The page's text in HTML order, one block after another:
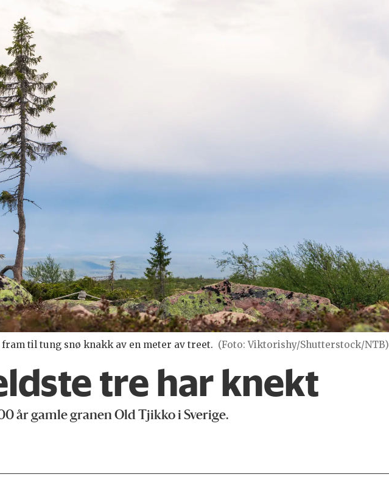
til tung snø knakk av en meter av treet. (Foto: Viktorishy/Shutterstock/NTB)
tre har knekt
år gamle granen Old Tjikko i Sverige.